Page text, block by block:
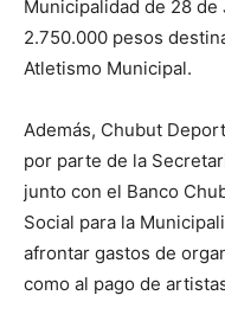
Municipalidad de 28
2.750.000 pesos
Atletismo Municipal.
Además, Chubut
por parte de la
junto con el Banco
Social para la
afrontar gastos de
como al pago de